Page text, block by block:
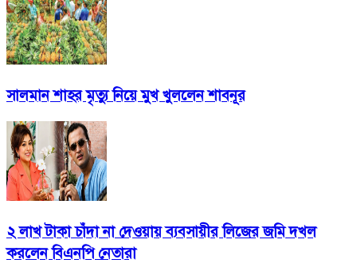
সালমান শাহর মৃত্যু নিয়ে মুখ খুললেন শাবনূর
২ লাখ টাকা চাঁদা না দেওয়ায় ব্যবসায়ীর লিজের জমি দখল
করলেন বিএনপি নেতারা